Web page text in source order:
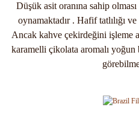
Düşük asit oranına sahip
oynamaktadır . Hafif tatlılığı
Ancak kahve çekirdeğini işleme
karamelli çikolata aromalı yoğun